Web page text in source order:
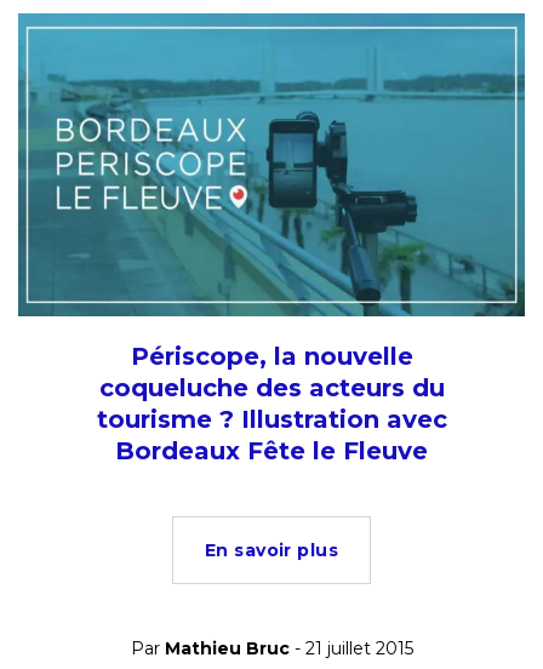
Périscope, la nouvelle
coqueluche des acteurs du
tourisme ? Illustration avec
Bordeaux Fête le Fleuve
En savoir plus
Par Mathieu Bruc- 21 juillet 2015